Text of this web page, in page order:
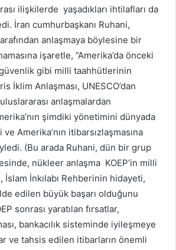
ilişkilerde yaşadıkları ihtilafları da
İran cumhurbaşkanı Ruhani,
anlaşmaya böylesine bir
işaretle, ”Amerika’da önceki
gibi milli taahhütlerinin
İklim Anlaşması, UNESCO’dan
anlaşmalardan
şimdiki yönetimini dünyada
Amerika’nın itibarsızlaşmasına
(Bu arada Ruhani, dün bir grup
nükleer anlaşma KOEP’in milli
İnkılabı Rehberinin hidayeti,
edilen büyük başarı olduğunu
sonrası yaratılan fırsatlar,
bankacılık sisteminde iyileşmeye
ve tahsis edilen itibarların önemli